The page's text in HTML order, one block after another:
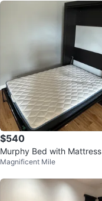
$540
Murphy Bed with Mattress
Magnificent Mile